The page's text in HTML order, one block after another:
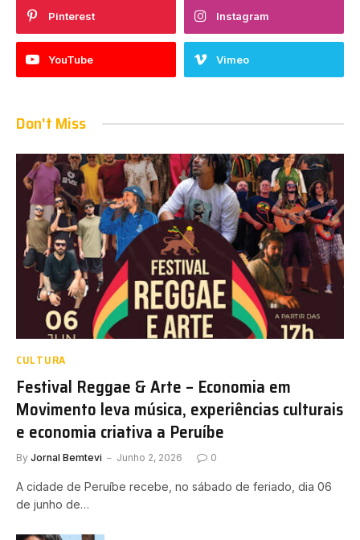
Pinterest Instagram
YouTube Vimeo
Don't Miss
CULTURA
Festival Reggae & Arte – Economia em
Movimento leva música, experiências culturais
e economia criativa a Peruíbe
By Jornal Bemtevi Junho 2, 2026 0
A cidade de Peruíbe recebe, no sábado de feriado, dia 06
de junho de…